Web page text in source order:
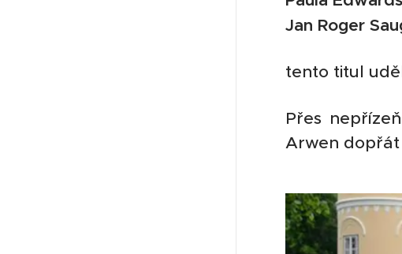
Jan Roger
tento titul
Přes
Arwen